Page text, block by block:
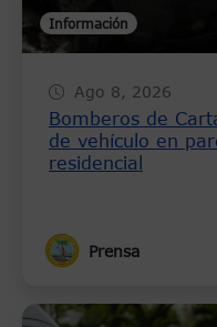
Información
Ago 8, 2026
Bomberos de
de vehículo en
residencial
Prensa